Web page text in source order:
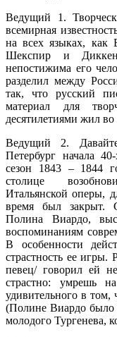
Ведущий 1.
всемирная
на всех языках, как
Шекспир и
непостижима его
разделил между
так, что русский
материал для
десятилетиями жил
Ведущий 2.
Петербург начала
сезон 1843 – 1844
столице
Итальянской оперы,
время был закрыт.
Полина Виардо,
воспоминаниям
В особенности
страстность ее
певец/ говорил ей
страстно: умрешь
удивительного в
(Полине Виардо было
молодого Тургенева,